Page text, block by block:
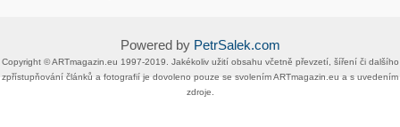
Powered by PetrSalek.com
Copyright ©​ ​​ARTmagazin.eu ​1997-2019​.​ Jakékoliv užití obsahu včetně převzetí, šíření či dalšího
zpřístupňování článků a fotografií je dovoleno pouze se svolením ​ARTmagazin.eu​ ​a s uvedením
zdroje.